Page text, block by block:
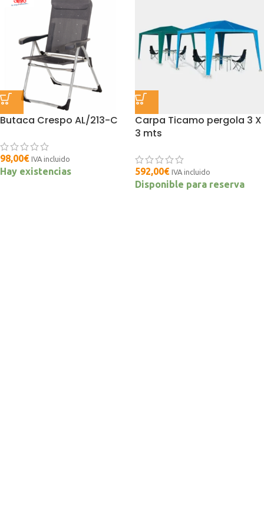
Butaca Crespo AL/213-C
98,00€ IVA incluido
Hay existencias
Carpa Ticamo pergola 3 X
3 mts
592,00€ IVA incluido
Disponible para reserva